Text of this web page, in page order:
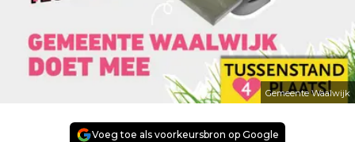
Gemeente Waalwijk
Voeg toe als voorkeursbron op Google